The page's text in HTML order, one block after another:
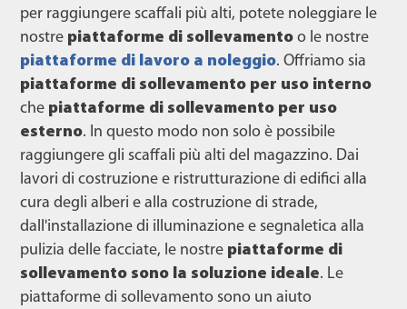
per raggiungere scaffali più alti, potete noleggiare le
nostre piattaforme di sollevamento o le nostre
piattaforme di lavoro a noleggio. Offriamo sia
piattaforme di sollevamento per uso interno
che piattaforme di sollevamento per uso
esterno. In questo modo non solo è possibile
raggiungere gli scaffali più alti del magazzino. Dai
lavori di costruzione e ristrutturazione di edifici alla
cura degli alberi e alla costruzione di strade,
dall'installazione di illuminazione e segnaletica alla
pulizia delle facciate, le nostre piattaforme di
sollevamento sono la soluzione ideale. Le
piattaforme di sollevamento sono un aiuto